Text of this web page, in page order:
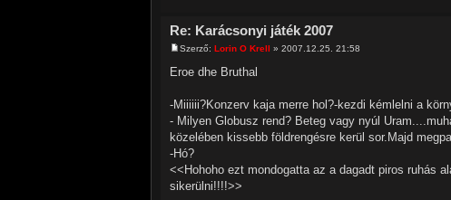
Re: Karácsonyi játék 2007
Szerző: Lorin O Krell » 2007.12.25. 21:58
Eroe dhe Bruthal
-Miiiiii?Konzerv kaja merre hol?-kezdi kémlelni a
- Milyen Globusz rend? Beteg vagy nyúl
közelében kissebb földrengésre kerül sor.Majd
-Hó?
<<Hohoho ezt mondogatta az a dagadt piros ruhás
sikerülni!!!!>>